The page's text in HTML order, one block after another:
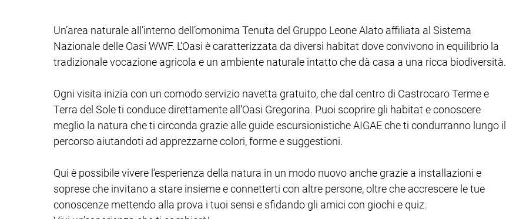
Un’area naturale all’interno dell’omonima Tenuta del Gruppo Leone Alato affiliata al Sistema
Nazionale delle Oasi WWF. L’Oasi è caratterizzata da diversi habitat dove convivono in equilibrio la
tradizionale vocazione agricola e un ambiente naturale intatto che dà casa a una ricca biodiversità.
Ogni visita inizia con un comodo servizio navetta gratuito, che dal centro di Castrocaro Terme e
Terra del Sole ti conduce direttamente all’Oasi Gregorina. Puoi scoprire gli habitat e conoscere
meglio la natura che ti circonda grazie alle guide escursionistiche AIGAE che ti condurranno lungo il
percorso aiutandoti ad apprezzarne colori, forme e suggestioni.
Qui è possibile vivere l’esperienza della natura in un modo nuovo anche grazie a installazioni e
soprese che invitano a stare insieme e connetterti con altre persone, oltre che accrescere le tue
conoscenze mettendo alla prova i tuoi sensi e sfidando gli amici con giochi e quiz.